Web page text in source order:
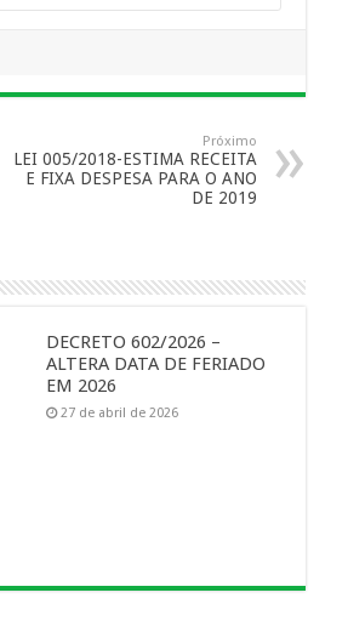
Próximo
LEI 005/2018-ESTIMA RECEITA
E FIXA DESPESA PARA O ANO
DE 2019
DECRETO 602/2026 –
ALTERA DATA DE FERIADO
EM 2026
27 de abril de 2026